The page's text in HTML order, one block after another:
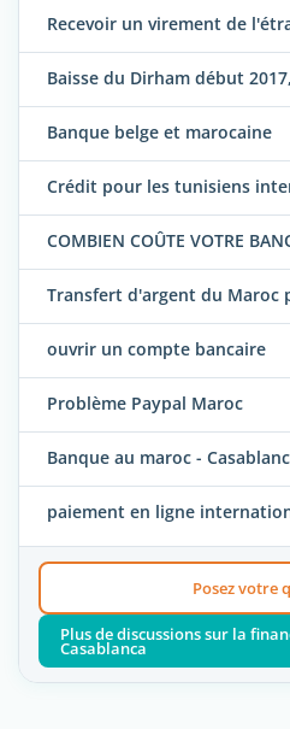
Recevoir un virement de
Baisse du Dirham début
Banque belge et marocaine
Crédit pour les tunisiens
COMBIEN COÛTE VOTRE
Transfert d'argent du
ouvrir un compte bancaire
Problème Paypal Maroc
Banque au maroc -
paiement en ligne
Posez votre
Plus de discussions sur la
Casablanca